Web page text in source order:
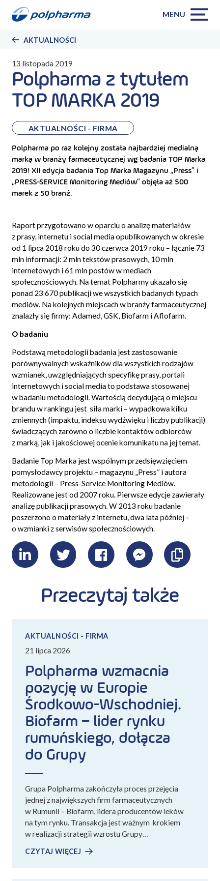
MENU
AKTUALNOŚCI
13 listopada 2019
Polpharma z tytułem
TOP MARKA 2019
AKTUALNOŚCI - FIRMA
Polpharma po raz kolejny została najbardziej medialną
marką w branży farmaceutycznej wg badania TOP Marka
2019! XII edycja badania Top Marka Magazynu „Press” i
„PRESS-SERVICE Monitoring Mediów” objęła aż 500
marek z 50 branż.
Raport przygotowano w oparciu o analizę materiałów
z prasy, internetu i social media opublikowanych w okresie
od 1 lipca 2018 roku do 30 czerwca 2019 roku – łącznie 73
mln informacji: 2 mln tekstów prasowych, 10 mln
internetowych i 61 mln postów w mediach
społecznościowych. Na temat Polpharmy ukazało się
ponad 23 670 publikacji we wszystkich badanych typach
mediów. Na kolejnych miejscach w branży farmaceutycznej
znalazły się firmy: Adamed, GSK, Biofarm i Aflofarm.
O badaniu
Podstawą metodologii badania jest zastosowanie
porównywalnych wskaźników dla wszystkich rodzajów
wzmianek, uwzględniających specyfikę prasy, portali
internetowych i social media to podstawa stosowanej
w badaniu metodologii. Wartością decydującą o miejscu
brandu w rankingu jest siła marki – wypadkowa kilku
zmiennych (impaktu, indeksu wydźwięku i liczby publikacji)
świadczących zarówno o liczbie kontaktów odbiorców
z marką, jak i jakościowej ocenie komunikatu na jej temat.
Badanie Top Marka jest wspólnym przedsięwzięciem
pomysłodawcy projektu – magazynu „Press” i autora
metodologii – Press-Service Monitoring Mediów.
Realizowane jest od 2007 roku. Pierwsze edycje zawierały
analizę publikacji prasowych. W 2013 roku badanie
poszerzono o materiały z internetu, dwa lata później –
o wzmianki z serwisów społecznościowych.
LinkedInTwitterFacebookMessenger
link
Przeczytaj także
AKTUALNOŚCI - FIRMA
Polpharma wzmacnia
pozycję w Europie
Środkowo-Wschodniej.
Biofarm – lider rynku
rumuńskiego, dołącza
do Grupy
21 lipca 2026
Grupa Polpharma zakończyła proces przejęcia
jednej z największych firm farmaceutycznych
w Rumunii – Biofarm, lidera producentów leków
na tym rynku. Transakcja jest ważnym krokiem
w realizacji strategii wzrostu Grupy…
CZYTAJ WIĘCEJ